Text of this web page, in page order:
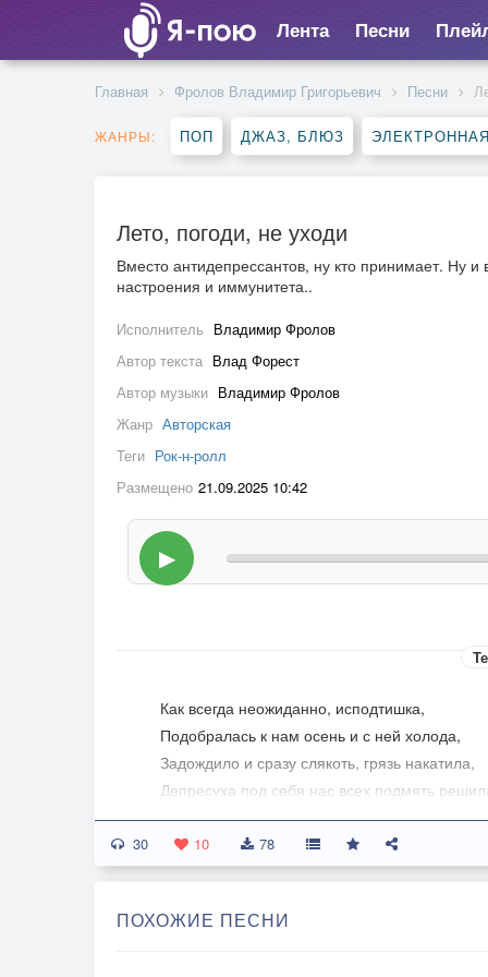
Лента Песни
Главная Фролов Владимир Григорьевич Песни
ЖАНРЫ: ПОП ДЖАЗ, БЛЮЗ ЭЛЕКТРОННАЯ
Лето, погоди, не уходи
Вместо антидепрессантов, ну кто принимает. Ну
настроения и иммунитета..
Исполнитель Владимир Фролов
Автор текста Влад Форест
Автор музыки Владимир Фролов
Жанр Авторская
Теги Рок-н-ролл
Размещено 21.09.2025 10:42
▶
Как всегда неожиданно, исподтишка,
Подобралась к нам осень и с ней холода,
Задождило и сразу слякоть, грязь накатила,
Депресуха под себя нас всех подмять
Но у нас есть прививка, рок-н-ролльный задор,
Мы, вспоминая лето, поём танцуем рок-н-
30 10 78
ПОХОЖИЕ ПЕСНИ